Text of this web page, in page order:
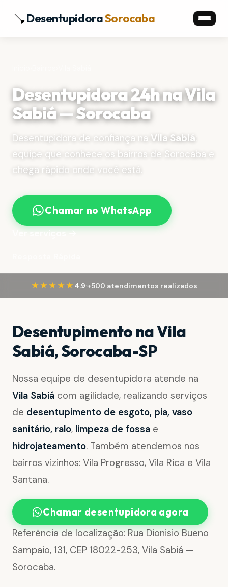
DesentupidoraSorocaba
Desentupidora 24h na Vila
Sabiá — Sorocaba
Desentupidora de confiança na Vila Sabiá:
equipe que conhece os bairros de Sorocaba e
chega rápido onde você está.
Chamar no WhatsApp
Ver serviços →
★★★★★ 4.9·+500 atendimentos realizados
Desentupimento na Vila
Sabiá, Sorocaba-SP
Nossa equipe de desentupidora atende na
Vila Sabiá com agilidade, realizando serviços
de desentupimento de esgoto, pia, vaso
sanitário, ralo, limpeza de fossa e
hidrojateamento. Também atendemos nos
bairros vizinhos: Vila Progresso, Vila Rica e Vila
Santana.
Chamar desentupidora agora
Referência de localização: Rua Dionisio Bueno
Sampaio, 131, CEP 18022-253, Vila Sabiá —
Sorocaba.